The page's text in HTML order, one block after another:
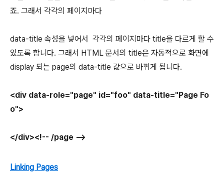
죠. 그래서 각각의 페이지마다
data-title 속성을 넣어서 각각의 페이지마다 title을 다르게 할 수
있도록 합니다. 그래서 HTML 문서의 title은 자동적으로 화면에
display 되는 page의 data-title 값으로 바뀌게 됩니다.
<div data-role="page" id="foo" data-title="Page Fo
o">
</div><!-- /page -->
Linking Pages